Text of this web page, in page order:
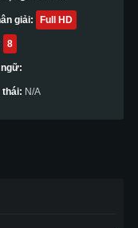
giải: Full HD
8
thái: N/A